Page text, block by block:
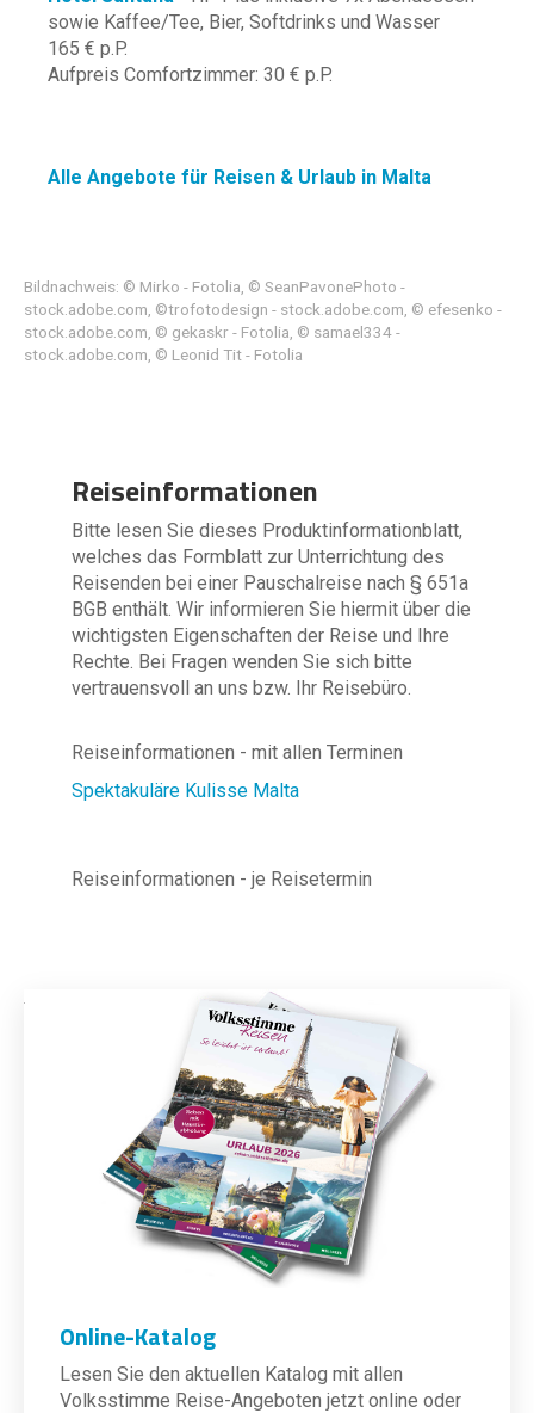
sowie Kaffee/Tee, Bier, Softdrinks und Wasser
165 € p.P.
Aufpreis Comfortzimmer: 30 € p.P.
Alle Angebote für Reisen & Urlaub in Malta
Bildnachweis: © Mirko - Fotolia, © SeanPavonePhoto -
stock.adobe.com, ©trofotodesign - stock.adobe.com, © efesenko -
stock.adobe.com, © gekaskr - Fotolia, © samael334 -
stock.adobe.com, © Leonid Tit - Fotolia
Reiseinformationen
Bitte lesen Sie dieses Produktinformationblatt,
welches das Formblatt zur Unterrichtung des
Reisenden bei einer Pauschalreise nach § 651a
BGB enthält. Wir informieren Sie hiermit über die
wichtigsten Eigenschaften der Reise und Ihre
Rechte. Bei Fragen wenden Sie sich bitte
vertrauensvoll an uns bzw. Ihr Reisebüro.
Reiseinformationen - mit allen Terminen
Spektakuläre Kulisse Malta
Reiseinformationen - je Reisetermin
Online-Katalog
Lesen Sie den aktuellen Katalog mit allen
Volksstimme Reise-Angeboten jetzt online oder